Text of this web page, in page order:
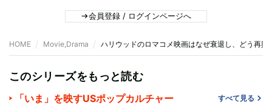
会員登録 / ログインページへ
HOME Movie,Drama ハリウッドのロマコメ映画はなぜ衰退し、どう再
このシリーズをもっと読む
「いま」を映すUSポップカルチャー すべて見る